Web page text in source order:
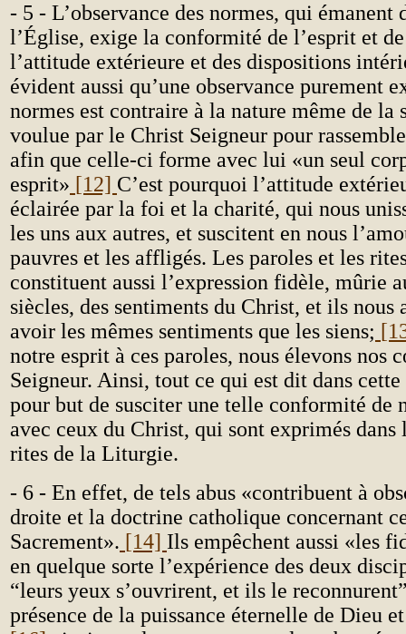
- 5 - L’observance des normes, qui émanent
l’Église, exige la conformité de l’esprit et
l’attitude extérieure et des dispositions
évident aussi qu’une observance purement
normes est contraire à la nature même de
voulue par le Christ Seigneur pour
afin que celle-ci forme avec lui «un seul
esprit» [12] C’est pourquoi l’attitude
éclairée par la foi et la charité, qui nous
les uns aux autres, et suscitent en nous
pauvres et les affligés. Les paroles et les
constituent aussi l’expression fidèle, mûrie
siècles, des sentiments du Christ, et ils nous
avoir les mêmes sentiments que les siens;
notre esprit à ces paroles, nous élevons nos
Seigneur. Ainsi, tout ce qui est dit dans
pour but de susciter une telle conformité de
avec ceux du Christ, qui sont exprimés dans
rites de la Liturgie.
- 6 - En effet, de tels abus «contribuent à
droite et la doctrine catholique concernant
Sacrement». [14] Ils empêchent aussi «les
en quelque sorte l’expérience des deux
“leurs yeux s’ouvrirent, et ils le
présence de la puissance éternelle de Dieu